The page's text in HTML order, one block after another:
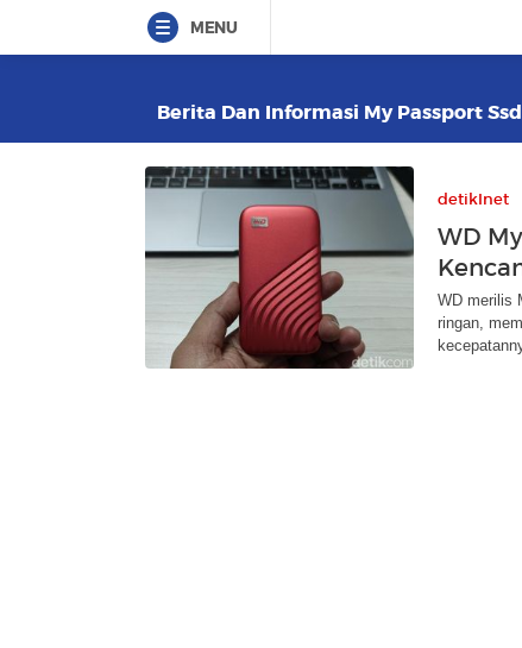
MENU
Berita Dan Informasi My Passport
detikInet
WD
WD merilis
ringan,